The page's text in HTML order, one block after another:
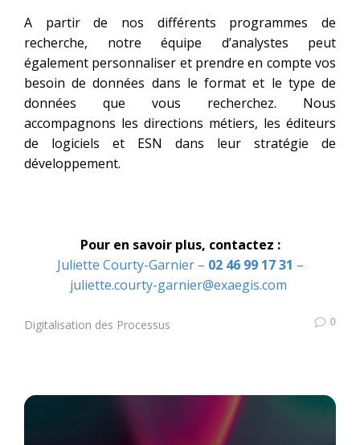
A partir de nos différents programmes de
recherche, notre équipe d’analystes peut
également personnaliser et prendre en compte vos
besoin de données dans le format et le type de
données que vous recherchez. Nous
accompagnons les directions métiers, les éditeurs
de logiciels et ESN dans leur stratégie de
développement.
Pour en savoir plus, contactez :
Juliette Courty-Garnier– 02 46 99 17 31 –
juliette.courty-garnier@exaegis.com
Digitalisation des Processus 0